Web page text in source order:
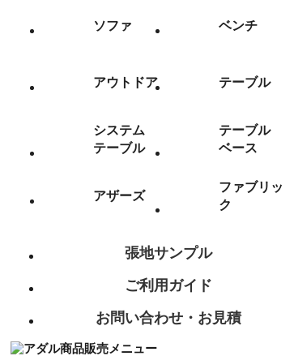
ソファ ベンチ
アウトドア テーブル
システム
テーブル
テーブル
ベース
アザーズ
ファブリッ
ク
張地サンプル
ご利用ガイド
お問い合わせ・お見積